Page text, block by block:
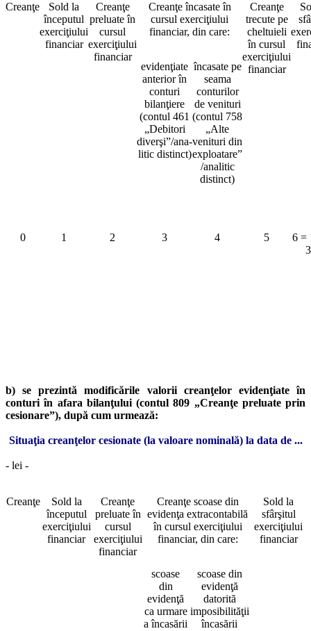
Creanţe
Sold la
începutul
exerciţiului
financiar
Creanţe
preluate în
cursul
exerciţiului
financiar
Creanţe încasate în
cursul exerciţiului
financiar, din care:
Creanţe
trecute pe
cheltuieli
în cursul
exerciţiului
financiar
evidenţiate
anterior în
conturi
bilanţiere
(contul 461
„Debitori
diverşi”/ana-
litic distinct)
încasate pe
seama
conturilor
de venituri
(contul 758
„Alte
venituri din
exploatare”
/analitic
distinct)
0 1 2 3 4 5
6 =
b) se prezintă modificările valorii creanţelor evidenţiate în
conturi în afara bilanţului (contul 809 „Creanţe preluate prin
cesionare”), după cum urmează:
Situaţia creanţelor cesionate (la valoare nominală) la data de ...
- lei -
Creanţe
Sold la
începutul
exerciţiului
financiar
Creanţe
preluate în
cursul
exerciţiului
financiar
Creanţe scoase din
evidenţa extracontabilă
în cursul exerciţiului
financiar, din care:
Sold la
sfârşitul
exerciţiului
financiar
scoase
din
evidenţă
ca urmare
a încasării
scoase din
evidenţă
datorită
imposibilităţii
încasării